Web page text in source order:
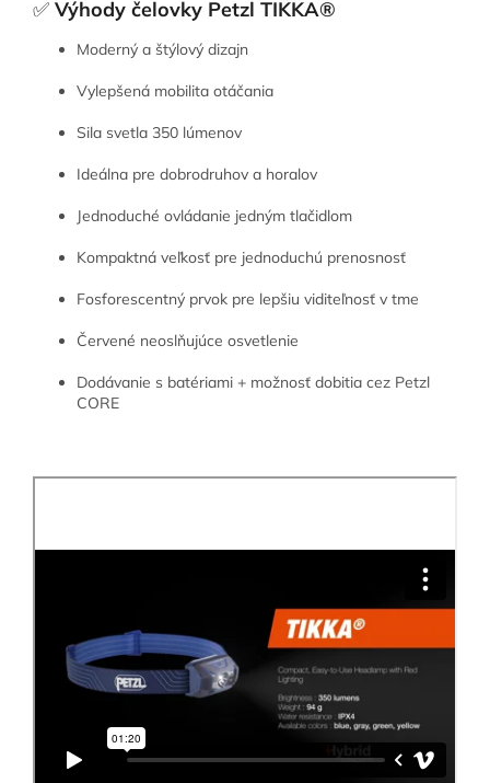
✅ Výhody čelovky Petzl TIKKA®
Moderný a štýlový dizajn
Vylepšená mobilita otáčania
Sila svetla 350 lúmenov
Ideálna pre dobrodruhov a horalov
Jednoduché ovládanie jedným tlačidlom
Kompaktná veľkosť pre jednoduchú prenosnosť
Fosforescentný prvok pre lepšiu viditeľnosť v tme
Červené neoslňujúce osvetlenie
Dodávanie s batériami + možnosť dobitia cez Petzl
CORE